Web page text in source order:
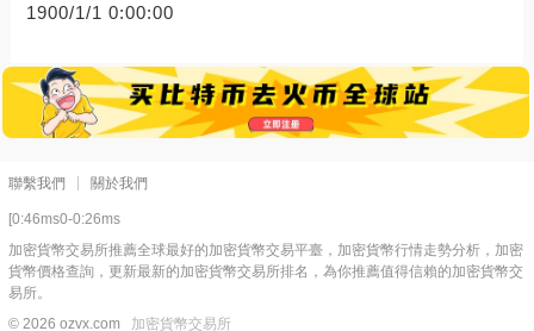
1900/1/1 0:00:00
聯繫我們 關於我們
[0:46ms0-0:26ms
加密貨幣交易所推薦全球最好的加密貨幣交易平臺，加密貨幣行情走勢分析，加密
貨幣價格查詢，更新最新的加密貨幣交易所排名，為你推薦值得信賴的加密貨幣交
易所。
© 2026 ozvx.com 加密貨幣交易所